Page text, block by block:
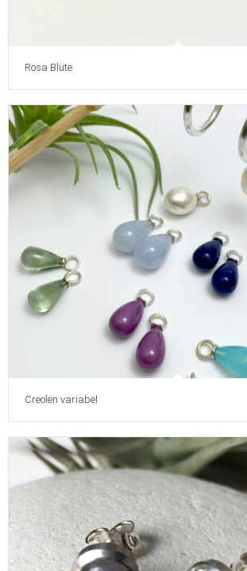
Rosa Blüte
Creolen variabel